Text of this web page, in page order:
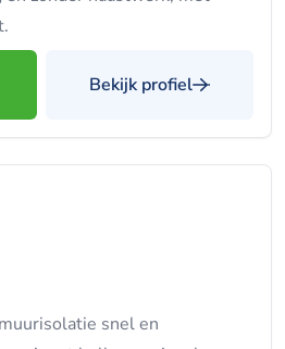
Bekijk profiel
snel en